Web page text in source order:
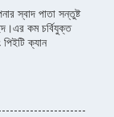
স্বাদ পাতা সন্তুষ্ট
কম চর্বিযুক্ত
ক্যান